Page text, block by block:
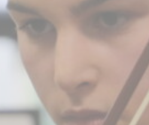
Actions d'éducation
Bibliothèque musicale
Infos pratiques
BILLETTERIE